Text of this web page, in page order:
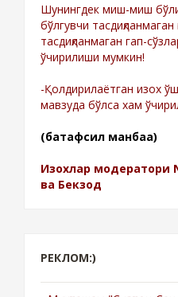
Шунингдек миш-миш
бўлгувчи
тасдиқланмаган гап-
ўчирилиши мумкин!
-Қолдирилаётган изох
мавзуда бўлса хам
(батафсил манбаа)
Изохлар модератори
ва Бекзод
РЕКЛОМ:)